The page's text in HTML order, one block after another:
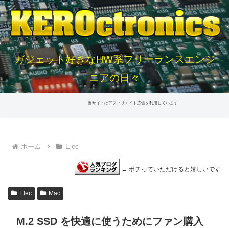
ガジェット好きなHW系フリーランスエンジ
ニアの日々
当サイトはアフィリエイト広告を利用しています
ホーム Elec
← ポチっていただけると嬉しいです
Elec Mac
M.2 SSD を快適に使うためにファン購入